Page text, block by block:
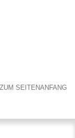
ZUM SEITENANFANG